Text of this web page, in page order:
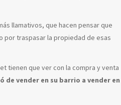
llamativos, que hacen pensar que
por traspasar la propiedad de esas
tienen que ver con la compra y venta
de vender en su barrio a vender en